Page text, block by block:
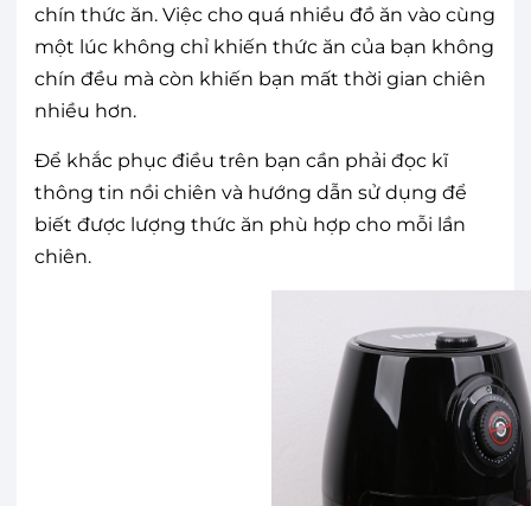
chín thức ăn. Việc cho quá nhiều đồ ăn vào cùng
một lúc không chỉ khiến thức ăn của bạn không
chín đều mà còn khiến bạn mất thời gian chiên
nhiều hơn.
Để khắc phục điều trên bạn cần phải đọc kĩ
thông tin nồi chiên và hướng dẫn sử dụng để
biết được lượng thức ăn phù hợp cho mỗi lần
chiên.